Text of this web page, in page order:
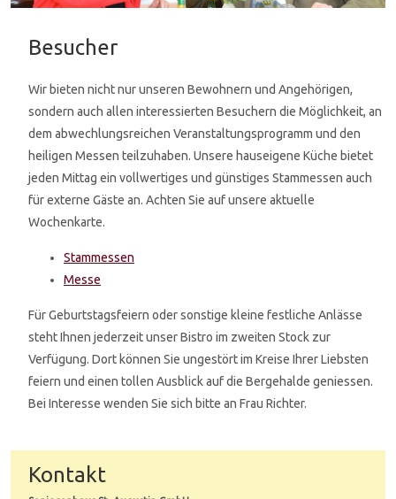
Besucher
Wir bieten nicht nur unseren Bewohnern und Angehörigen,
sondern auch allen interessierten Besuchern die Möglichkeit, an
dem abwechlungsreichen Veranstaltungsprogramm und den
heiligen Messen teilzuhaben. Unsere hauseigene Küche bietet
jeden Mittag ein vollwertiges und günstiges Stammessen auch
für externe Gäste an. Achten Sie auf unsere aktuelle
Wochenkarte.
Stammessen
Messe
Für Geburtstagsfeiern oder sonstige kleine festliche Anlässe
steht Ihnen jederzeit unser Bistro im zweiten Stock zur
Verfügung. Dort können Sie ungestört im Kreise Ihrer Liebsten
feiern und einen tollen Ausblick auf die Bergehalde geniessen.
Bei Interesse wenden Sie sich bitte an Frau Richter.
Kontakt